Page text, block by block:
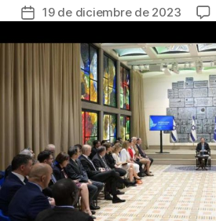
c
e
b
o
o
k
itt
er
ail
Fecha
la
entrada
19 de diciembre de 2023